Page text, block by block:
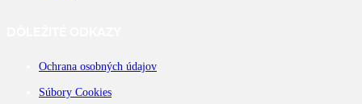
Ochrana osobných údajov
Súbory Cookies